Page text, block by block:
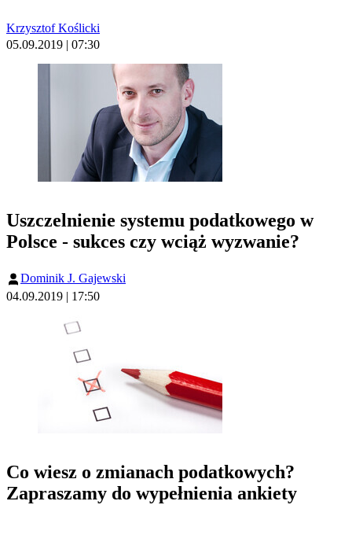
Krzysztof Koślicki
05.09.2019 | 07:30
Uszczelnienie systemu podatkowego w
Polsce - sukces czy wciąż wyzwanie?
Dominik J. Gajewski
04.09.2019 | 17:50
Co wiesz o zmianach podatkowych?
Zapraszamy do wypełnienia ankiety